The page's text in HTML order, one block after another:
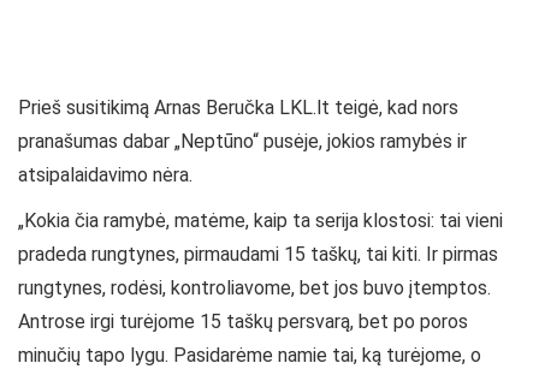
Prieš susitikimą Arnas Beručka LKL.lt teigė, kad nors
pranašumas dabar „Neptūno“ pusėje, jokios ramybės ir
atsipalaidavimo nėra.
„Kokia čia ramybė, matėme, kaip ta serija klostosi: tai vieni
pradeda rungtynes, pirmaudami 15 taškų, tai kiti. Ir pirmas
rungtynes, rodėsi, kontroliavome, bet jos buvo įtemptos.
Antrose irgi turėjome 15 taškų persvarą, bet po poros
minučių tapo lygu. Pasidarėme namie tai, ką turėjome, o